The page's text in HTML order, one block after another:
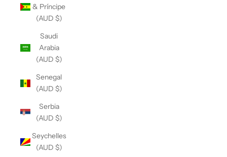
& Príncipe
(AUD $)
Saudi
Arabia
(AUD $)
Senegal
(AUD $)
Serbia
(AUD $)
Seychelles
(AUD $)